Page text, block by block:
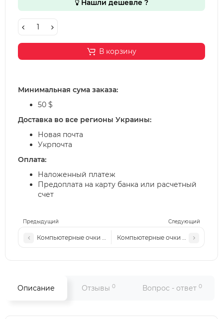
Предыдущий Следующий
Компьютерные очки MM 2368 коричневый-леопард
Компьютерные очки MM 2368
Нашли дешевле ?
В корзину
Минимальная сума заказа:
50 $
Доставка во все регионы Украины:
Новая почта
Укрпочта
Оплата:
Наложенный платеж
Предоплата на карту банка или расчетный
счет
Описание Отзывы 0 Вопрос - ответ 0